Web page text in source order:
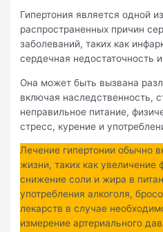
Гипертония является одной
распространенных причин
заболеваний, таких как
сердечная недостаточность
Она может быть вызвана
включая наследственность,
неправильное питание,
стресс, курение и
Лечение гипертонии обычно
жизни, таких как увеличение
снижение соли и жира в
употребления алкоголя,
лекарств в случае
измерение артериального